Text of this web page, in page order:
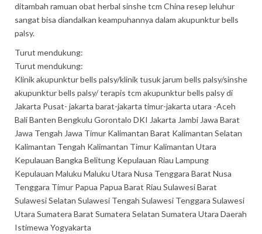
ditambah ramuan obat herbal sinshe tcm China resep leluhur
sangat bisa diandalkan keampuhannya dalam akupunktur bells
palsy.
Turut mendukung:
Turut mendukung:
Klinik akupunktur bells palsy/klinik tusuk jarum bells palsy/sinshe
akupunktur bells palsy/ terapis tcm akupunktur bells palsy di
Jakarta Pusat- jakarta barat-jakarta timur-jakarta utara -Aceh
Bali Banten Bengkulu Gorontalo DKI Jakarta Jambi Jawa Barat
Jawa Tengah Jawa Timur Kalimantan Barat Kalimantan Selatan
Kalimantan Tengah Kalimantan Timur Kalimantan Utara
Kepulauan Bangka Belitung Kepulauan Riau Lampung
Kepulauan Maluku Maluku Utara Nusa Tenggara Barat Nusa
Tenggara Timur Papua Papua Barat Riau Sulawesi Barat
Sulawesi Selatan Sulawesi Tengah Sulawesi Tenggara Sulawesi
Utara Sumatera Barat Sumatera Selatan Sumatera Utara Daerah
Istimewa Yogyakarta